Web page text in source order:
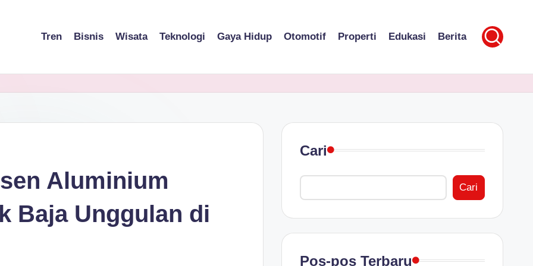
Tren Bisnis Wisata Teknologi Gaya Hidup Otomotif Properti Edukasi Berita
Aluminium
Baja Unggulan di
Cari
Cari
Pos-pos Terbaru